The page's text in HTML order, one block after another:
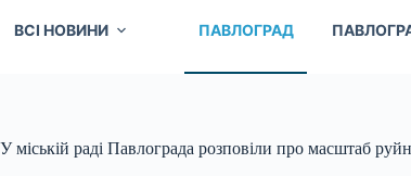
ВСІ НОВИНИ ПАВЛОГРАД
У міській раді Павлограда розповіли про масштаб